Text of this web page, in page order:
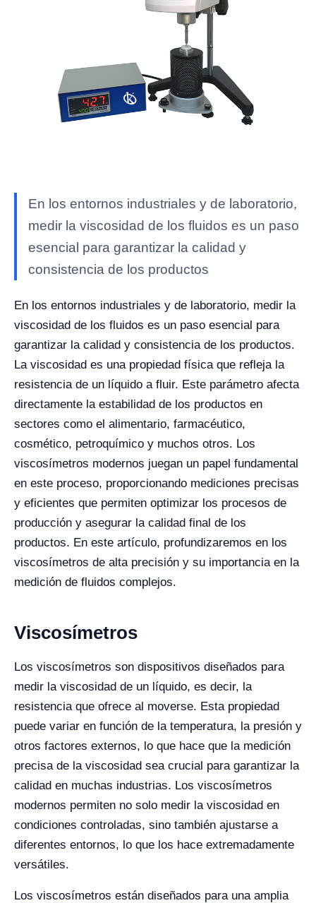
En los entornos industriales y de laboratorio,
medir la viscosidad de los fluidos es un paso
esencial para garantizar la calidad y
consistencia de los productos
En los entornos industriales y de laboratorio, medir la
viscosidad de los fluidos es un paso esencial para
garantizar la calidad y consistencia de los productos.
La viscosidad es una propiedad física que refleja la
resistencia de un líquido a fluir. Este parámetro afecta
directamente la estabilidad de los productos en
sectores como el alimentario, farmacéutico,
cosmético, petroquímico y muchos otros. Los
viscosímetros modernos juegan un papel fundamental
en este proceso, proporcionando mediciones precisas
y eficientes que permiten optimizar los procesos de
producción y asegurar la calidad final de los
productos. En este artículo, profundizaremos en los
viscosímetros de alta precisión y su importancia en la
medición de fluidos complejos.
Viscosímetros
Los viscosímetros son dispositivos diseñados para
medir la viscosidad de un líquido, es decir, la
resistencia que ofrece al moverse. Esta propiedad
puede variar en función de la temperatura, la presión y
otros factores externos, lo que hace que la medición
precisa de la viscosidad sea crucial para garantizar la
calidad en muchas industrias. Los viscosímetros
modernos permiten no solo medir la viscosidad en
condiciones controladas, sino también ajustarse a
diferentes entornos, lo que los hace extremadamente
versátiles.
Los viscosímetros están diseñados para una amplia